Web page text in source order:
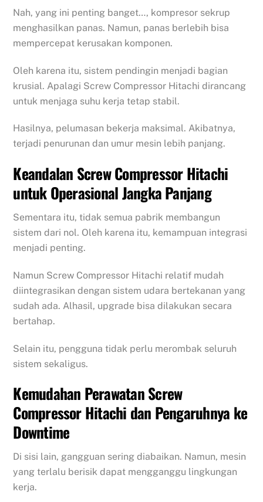
Nah, yang ini penting banget…, kompresor sekrup
menghasilkan panas. Namun, panas berlebih bisa
mempercepat kerusakan komponen.
Oleh karena itu, sistem pendingin menjadi bagian
krusial. Apalagi Screw Compressor Hitachi dirancang
untuk menjaga suhu kerja tetap stabil.
Hasilnya, pelumasan bekerja maksimal. Akibatnya,
terjadi penurunan dan umur mesin lebih panjang.
Keandalan Screw Compressor Hitachi
untuk Operasional Jangka Panjang
Sementara itu, tidak semua pabrik membangun
sistem dari nol. Oleh karena itu, kemampuan integrasi
menjadi penting.
Namun Screw Compressor Hitachi relatif mudah
diintegrasikan dengan sistem udara bertekanan yang
sudah ada. Alhasil, upgrade bisa dilakukan secara
bertahap.
Selain itu, pengguna tidak perlu merombak seluruh
sistem sekaligus.
Kemudahan Perawatan Screw
Compressor Hitachi dan Pengaruhnya ke
Downtime
Di sisi lain, gangguan sering diabaikan. Namun, mesin
yang terlalu berisik dapat mengganggu lingkungan
kerja.